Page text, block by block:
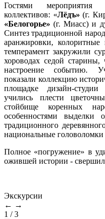
Гостями мероприятия
коллективов: «Лёдъ» (г.
«Белогорье»(г. Миасс) и
Синтез традиционной
аранжировки,
темперамент закружили
хороводах седой старины,
настроение событию.
показали коллекцию
площадке дизайн-студии
учились плести
стойбище коренных
особенностями выделки
традиционного
национальные головоломки
Полное «погружение» в
ожившей истории -
Экскурсии
← →
1 / 3